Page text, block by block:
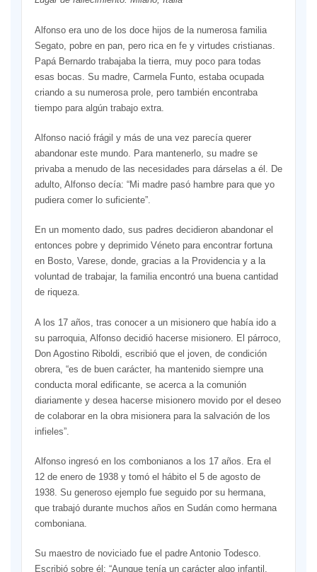
Alfonso era uno de los doce hijos de la numerosa familia
Segato, pobre en pan, pero rica en fe y virtudes cristianas.
Papá Bernardo trabajaba la tierra, muy poco para todas
esas bocas. Su madre, Carmela Funto, estaba ocupada
criando a su numerosa prole, pero también encontraba
tiempo para algún trabajo extra.
Alfonso nació frágil y más de una vez parecía querer
abandonar este mundo. Para mantenerlo, su madre se
privaba a menudo de las necesidades para dárselas a él. De
adulto, Alfonso decía: “Mi madre pasó hambre para que yo
pudiera comer lo suficiente”.
En un momento dado, sus padres decidieron abandonar el
entonces pobre y deprimido Véneto para encontrar fortuna
en Bosto, Varese, donde, gracias a la Providencia y a la
voluntad de trabajar, la familia encontró una buena cantidad
de riqueza.
A los 17 años, tras conocer a un misionero que había ido a
su parroquia, Alfonso decidió hacerse misionero. El párroco,
Don Agostino Riboldi, escribió que el joven, de condición
obrera, “es de buen carácter, ha mantenido siempre una
conducta moral edificante, se acerca a la comunión
diariamente y desea hacerse misionero movido por el deseo
de colaborar en la obra misionera para la salvación de los
infieles”.
Alfonso ingresó en los combonianos a los 17 años. Era el
12 de enero de 1938 y tomó el hábito el 5 de agosto de
1938. Su generoso ejemplo fue seguido por su hermana,
que trabajó durante muchos años en Sudán como hermana
comboniana.
Su maestro de noviciado fue el padre Antonio Todesco.
Escribió sobre él: “Aunque tenía un carácter algo infantil,